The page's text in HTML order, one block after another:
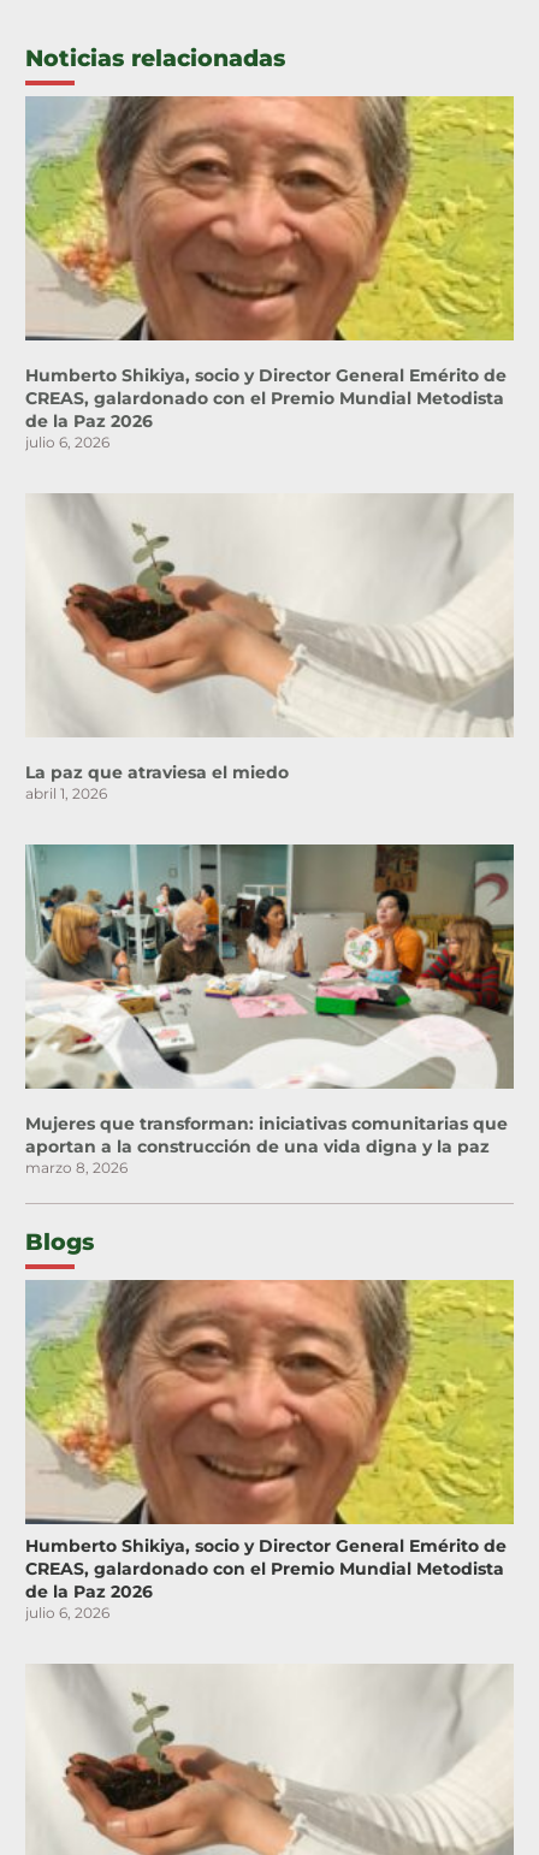
Noticias relacionadas
Humberto Shikiya, socio y Director General Emérito de
CREAS, galardonado con el Premio Mundial Metodista
de la Paz 2026
julio 6, 2026
La paz que atraviesa el miedo
abril 1, 2026
Mujeres que transforman: iniciativas comunitarias que
aportan a la construcción de una vida digna y la paz
marzo 8, 2026
Blogs
Humberto Shikiya, socio y Director General Emérito de
CREAS, galardonado con el Premio Mundial Metodista
de la Paz 2026
julio 6, 2026